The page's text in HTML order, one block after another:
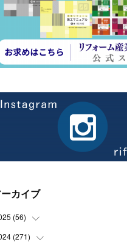
ーカイブ
(56)
(14
(271)